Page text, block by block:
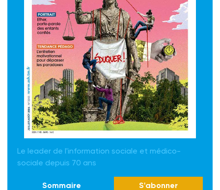
Le leader de l'information sociale et médico-
sociale depuis 70 ans
Sommaire S'abonner